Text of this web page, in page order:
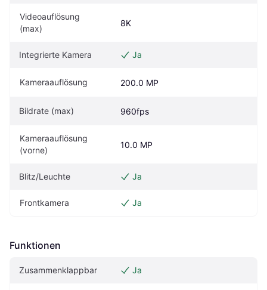
Videoauflösung
(max)
8K
Integrierte Kamera Ja
Kameraauflösung 200.0 MP
Bildrate (max) 960fps
Kameraauflösung
(vorne)
10.0 MP
Blitz/Leuchte Ja
Frontkamera Ja
Funktionen
Zusammenklappbar Ja